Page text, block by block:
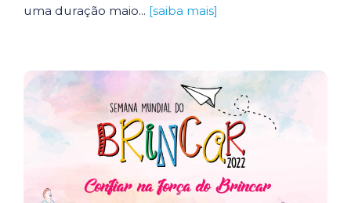
uma duração maio... [saiba mais]